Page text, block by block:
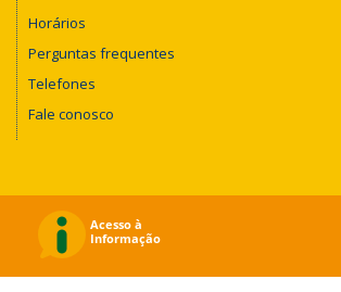
Horários
Perguntas frequentes
Telefones
Fale conosco